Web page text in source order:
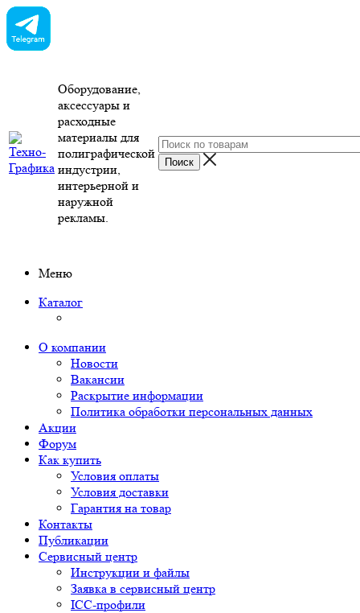
Оборудование,
аксессуары и
расходные
материалы для
полиграфической
индустрии,
интерьерной и
наружной
рекламы.
Меню
Каталог
О компании
Новости
Вакансии
Раскрытие информации
Политика обработки персональных данных
Акции
Форум
Как купить
Условия оплаты
Условия доставки
Гарантия на товар
Контакты
Публикации
Сервисный центр
Инструкции и файлы
Заявка в сервисный центр
ICC-профили